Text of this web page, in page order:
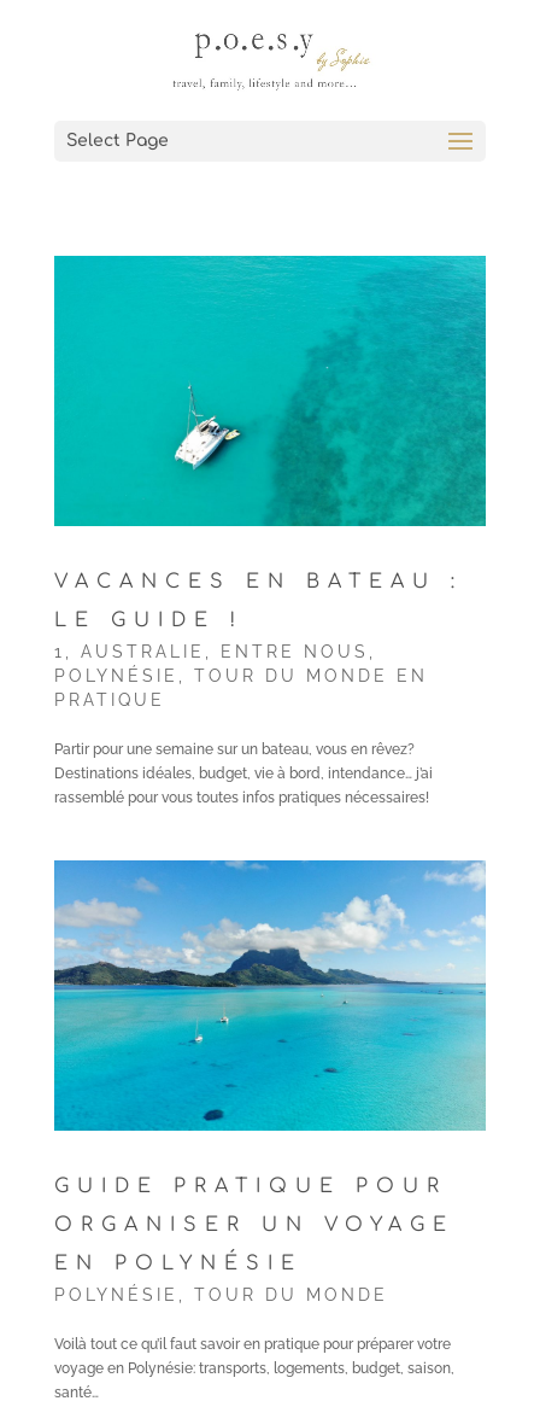
Select Page
VACANCES EN BATEAU :
LE GUIDE !
1 AUSTRALIE ENTRE NOUS
POLYNÉSIE
TOUR DU MONDE EN
PRATIQUE
Partir pour une semaine sur un bateau, vous en rêvez?
Destinations idéales, budget, vie à bord, intendance… j’ai
rassemblé pour vous toutes infos pratiques nécessaires!
GUIDE PRATIQUE POUR
ORGANISER UN VOYAGE
EN POLYNÉSIE
POLYNÉSIE TOUR DU MONDE
Voilà tout ce qu’il faut savoir en pratique pour préparer votre
voyage en Polynésie: transports, logements, budget, saison,
santé…